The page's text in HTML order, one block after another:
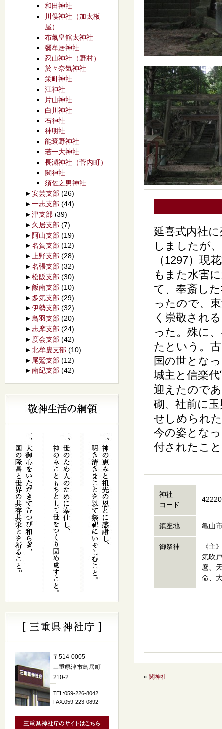
延喜式内社
しましたが
（1297）現
もまた水害
て、奉斎し
ったので、
く崇敬され
った。殊に
たという。
国の世とな
城主と信楽
迎えたので
砌、社前に
せしめられ
今の姿とな
付されたこ
神社
コード
鎮座地 亀山
御祭神
《主
気吹
麿、
命、
« 関神社
和田神社
川俣神社（加太板
屋）
布氣皇舘太神社
彌牟居神社
忍山神社（野村）
於々奈気神社
栄町神社
江神社
片山神社
白川神社
石神社
神明社
能褒野神社
若一大神社
長瀬神社（菅内町）
関神社
須佐之男神社
►安芸支部 (26)
►一志支部 (44)
►津支部 (39)
► 久居支部 (7)
► 阿山支部 (19)
►名賀支部 (12)
►
上野支部 (28)
►名張支部 (32)
►松阪支部 (30)
►飯南支部 (10)
► 多気支部 (29)
►伊勢支部 (32)
► 鳥羽支部 (20)
►志摩支部 (24)
► 度会支部 (42)
►北牟婁支部 (10)
► 尾鷲支部 (12)
►南紀支部 (42)
〒514-0005
三重県津市鳥居町
210-2
TEL:059-226-8042
FAX:059-223-0892